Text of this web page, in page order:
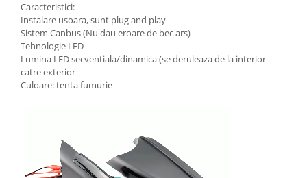
Caracteristici:
Instalare usoara, sunt plug and play
Sistem Canbus (Nu dau eroare de bec ars)
Tehnologie LED
Lumina LED secventiala/dinamica (se deruleaza de la interior
catre exterior
Culoare: tenta fumurie